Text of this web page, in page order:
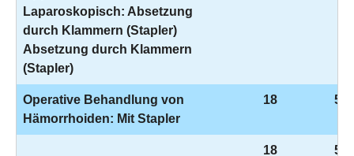
Laparoskopisch: Absetzung
durch Klammern (Stapler)
Absetzung durch Klammern
(Stapler)
Operative Behandlung von
Hämorrhoiden: Mit Stapler
18 5-
18 5-